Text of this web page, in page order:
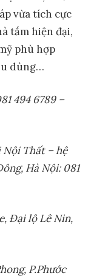
vừa tích cực
tắm hiện đại,
phù hợp
dùng…
494 6789 –
Thất – hệ
, Hà Nội:081
, Đại lộLê Nin,
P.Phước